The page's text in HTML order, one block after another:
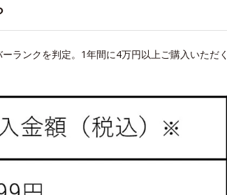
ランクを判定。1年間に4万円以上ご購入いただく